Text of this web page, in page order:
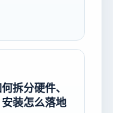
拆分硬件、
装怎么落地